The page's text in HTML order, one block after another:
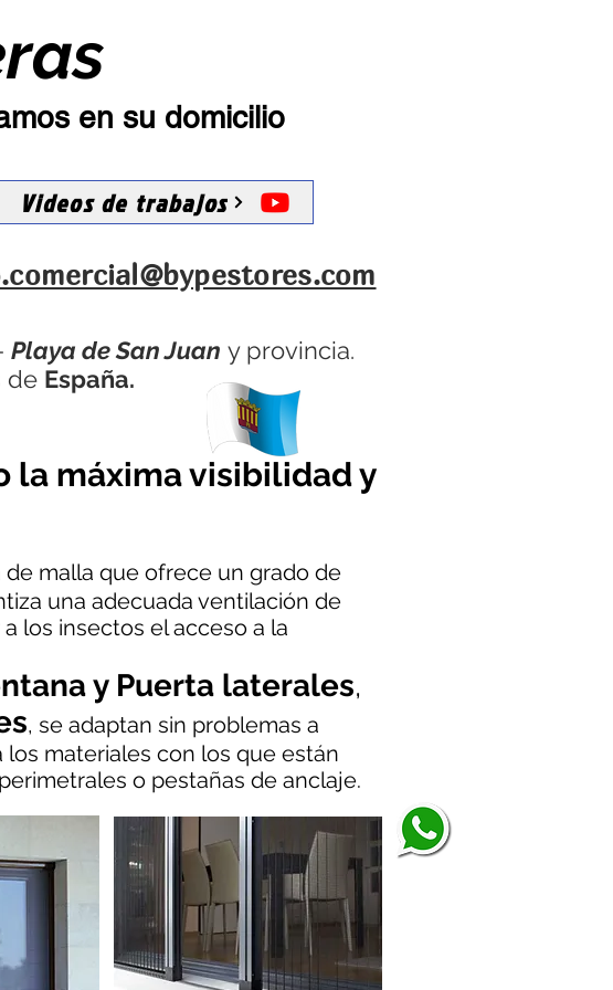
en su domicilio
Videos de trabajos
Playa de San Juan y provincia.
de España.
la máxima visibilidad y
malla que ofrece un grado de
una adecuada ventilación de
los insectos el acceso a la
y Puerta laterales,
, se adaptan sin problemas a
materiales con los que están
o pestañas de anclaje.